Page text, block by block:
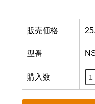
販売価格
型番
購入数